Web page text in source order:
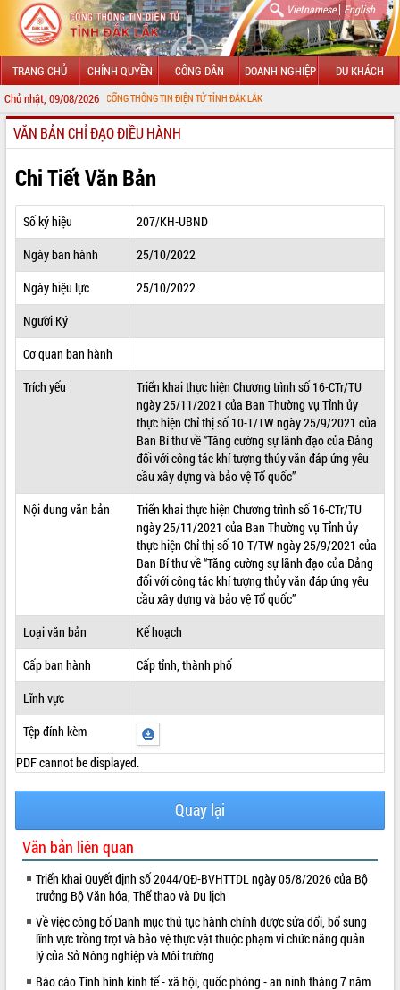
Vietnamese| English
TRANG CHỦ CHÍNH QUYỀN CÔNG DÂN DOANH NGHIỆP DU KHÁCH
Chủ nhật, 09/08/2026
ĐẾN VỚI CỔNG THÔNG TIN ĐIỆN TỬ TỈNH ĐẮK LẮK
GIỚI THIỆU
LÃNH ĐẠO UBND TỈNH
TIN TỨC SỰ KIỆN
SỞ, BAN, NGÀNH
THÔNG TIN CHỈ ĐẠO ĐIỀU HÀNH
HỆ THỐNG VĂN BẢN
VĂN BẢN HĐND TỈNH
VIDEO
VĂN BẢN CHỈ ĐẠO ĐIỀU HÀNH
Chi Tiết Văn Bản
Số ký hiệu
207/KH-UBND
Ngày ban hành
25/10/2022
Ngày hiệu lực
25/10/2022
Người Ký
Cơ quan ban hành
Trích yếu
Triển khai thực hiện Chương trình số 16-CTr/TU
ngày 25/11/2021 của Ban Thường vụ Tỉnh ủy
thực hiện Chỉ thị số 10-T/TW ngày 25/9/2021 của
Ban Bí thư về “Tăng cường sự lãnh đạo của Đảng
đối với công tác khí tượng thủy văn đáp ứng yêu
cầu xây dựng và bảo vệ Tổ quốc”
Nội dung văn bản
Triển khai thực hiện Chương trình số 16-CTr/TU
ngày 25/11/2021 của Ban Thường vụ Tỉnh ủy
thực hiện Chỉ thị số 10-T/TW ngày 25/9/2021 của
Ban Bí thư về “Tăng cường sự lãnh đạo của Đảng
đối với công tác khí tượng thủy văn đáp ứng yêu
cầu xây dựng và bảo vệ Tổ quốc”
Loại văn bản
Kế hoạch
Cấp ban hành
Cấp tỉnh, thành phố
Lĩnh vực
Tệp đính kèm
PDF cannot be displayed.
Quay lại
Văn bản liên quan
Triển khai Quyết định số 2044/QĐ-BVHTTDL ngày 05/8/2026 của Bộ
trưởng Bộ Văn hóa, Thể thao và Du lịch
Về việc công bố Danh mục thủ tục hành chính được sửa đổi, bổ sung
lĩnh vực trồng trọt và bảo vệ thực vật thuộc phạm vi chức năng quản
lý của Sở Nông nghiệp và Môi trường
Báo cáo Tình hình kinh tế - xã hội, quốc phòng - an ninh tháng 7 năm